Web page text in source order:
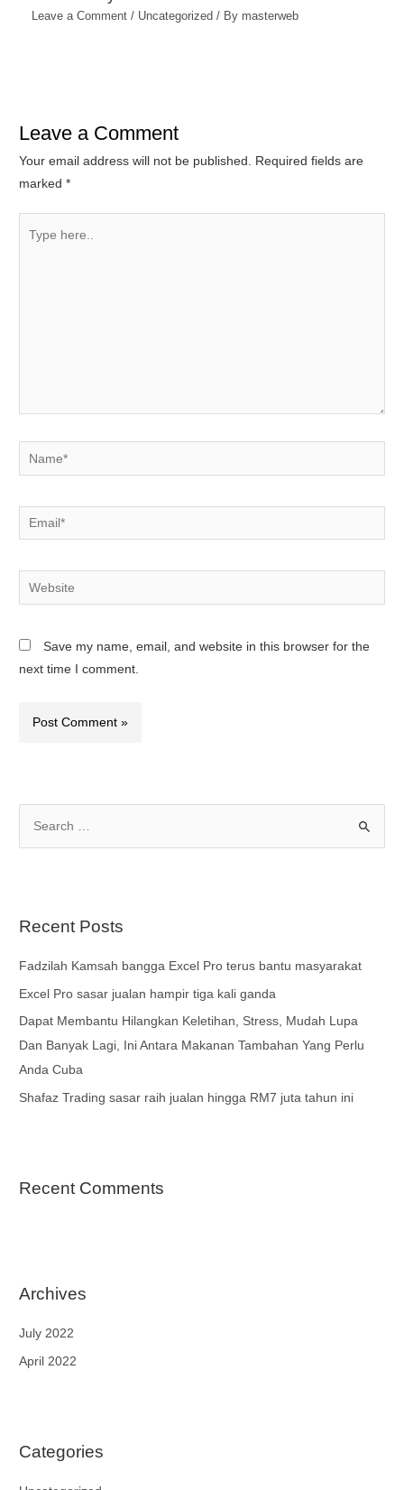
Leave a Comment / Uncategorized / By masterweb
Leave a Comment
Your email address will not be published.
Required fields are
marked*
Save my name, email, and website in this browser for the
next time I comment.
Recent Posts
Fadzilah Kamsah bangga Excel Pro terus bantu masyarakat
Excel Pro sasar jualan hampir tiga kali ganda
Dapat Membantu Hilangkan Keletihan, Stress, Mudah Lupa
Dan Banyak Lagi, Ini Antara Makanan Tambahan Yang Perlu
Anda Cuba
Shafaz Trading sasar raih jualan hingga RM7 juta tahun ini
Recent Comments
Archives
July 2022
April 2022
Categories